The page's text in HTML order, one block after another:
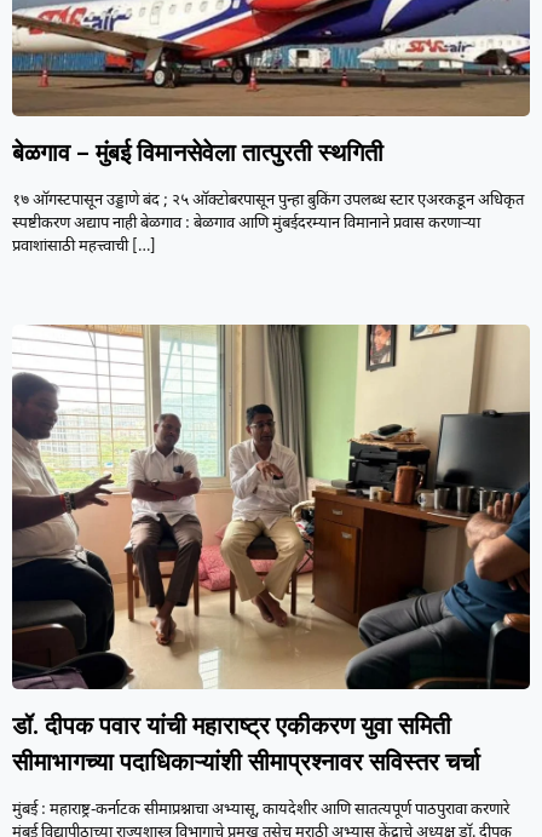
बेळगाव – मुंबई विमानसेवेला तात्पुरती स्थगिती
१७ ऑगस्टपासून उड्डाणे बंद ; २५ ऑक्टोबरपासून पुन्हा बुकिंग उपलब्ध स्टार एअरकडून अधिकृत
स्पष्टीकरण अद्याप नाही बेळगाव : बेळगाव आणि मुंबईदरम्यान विमानाने प्रवास करणाऱ्या
प्रवाशांसाठी महत्त्वाची[…]
डॉ. दीपक पवार यांची महाराष्ट्र एकीकरण युवा समिती
सीमाभागच्या पदाधिकाऱ्यांशी सीमाप्रश्नावर सविस्तर चर्चा
मुंबई : महाराष्ट्र-कर्नाटक सीमाप्रश्नाचा अभ्यासू, कायदेशीर आणि सातत्यपूर्ण पाठपुरावा करणारे
मुंबई विद्यापीठाच्या राज्यशास्त्र विभागाचे प्रमुख तसेच मराठी अभ्यास केंद्राचे अध्यक्ष डॉ. दीपक